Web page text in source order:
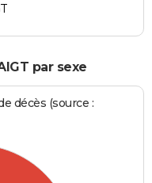
par sexe
décès (source :